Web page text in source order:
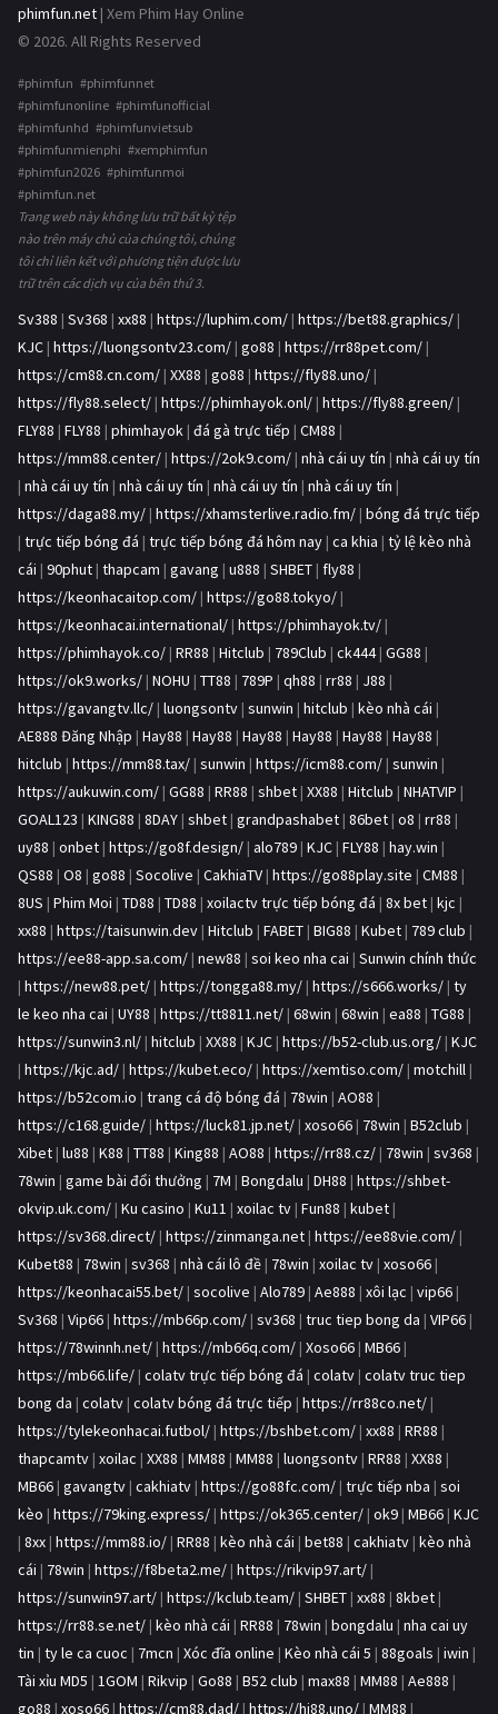
phimfun.net | Xem Phim Hay Online
© 2026. All Rights Reserved
#phimfun #phimfunnet
#phimfunonline #phimfunofficial
#phimfunhd #phimfunvietsub
#phimfunmienphi #xemphimfun
#phimfun2026 #phimfunmoi
#phimfun.net
Trang web này không lưu trữ bất kỳ tệp
nào trên máy chủ của chúng tôi, chúng
tôi chỉ liên kết với phương tiện được lưu
trữ trên các dịch vụ của bên thứ 3.
Sv388 | Sv368 | xx88 | https://luphim.com/ | https://bet88.graphics/ |
KJC | https://luongsontv23.com/ | go88 | https://rr88pet.com/ |
https://cm88.cn.com/ | XX88 | go88 | https://fly88.uno/ |
https://fly88.select/ | https://phimhayok.onl/ | https://fly88.green/ |
FLY88 | FLY88 | phimhayok | đá gà trực tiếp | CM88 |
https://mm88.center/ | https://2ok9.com/ | nhà cái uy tín | nhà cái uy tín
| nhà cái uy tín | nhà cái uy tín | nhà cái uy tín | nhà cái uy tín |
https://daga88.my/ | https://xhamsterlive.radio.fm/ | bóng đá trực tiếp
| trực tiếp bóng đá | trực tiếp bóng đá hôm nay | ca khia | tỷ lệ kèo nhà
cái | 90phut | thapcam | gavang | u888 | SHBET | fly88 |
https://keonhacaitop.com/ | https://go88.tokyo/ |
https://keonhacai.international/ | https://phimhayok.tv/ |
https://phimhayok.co/ | RR88 | Hitclub | 789Club | ck444| GG88 |
https://ok9.works/ | NOHU | TT88 | 789P | qh88 | rr88 | J88 |
https://gavangtv.llc/ | luongsontv | sunwin | hitclub | kèo nhà cái |
AE888 Đăng Nhập | Hay88 | Hay88 | Hay88 | Hay88 | Hay88 | Hay88 |
hitclub | https://mm88.tax/ | sunwin | https://icm88.com/ | sunwin |
https://aukuwin.com/ | GG88 | RR88 | shbet | XX88 | Hitclub | NHATVIP |
GOAL123 | KING88 | 8DAY | shbet | grandpashabet | 86bet | o8 | rr88 |
uy88 | onbet | https://go8f.design/ | alo789 | KJC | FLY88 | hay.win |
QS88 | O8 | go88 | Socolive | CakhiaTV | https://go88play.site | CM88 |
8US | Phim Moi | TD88 | TD88 | xoilactv trực tiếp bóng đá | 8x bet | kjc |
xx88 | https://taisunwin.dev | Hitclub | FABET | BIG88 | Kubet | 789 club |
https://ee88-app.sa.com/ | new88 | soi keo nha cai | Sunwin chính thức
| https://new88.pet/ | https://tongga88.my/ | https://s666.works/ | ty
le keo nha cai | UY88 | https://tt8811.net/ | 68win | 68win | ea88 | TG88 |
https://sunwin3.nl/ | hitclub | XX88 | KJC | https://b52-club.us.org/ | KJC
| https://kjc.ad/ | https://kubet.eco/ | https://xemtiso.com/ | motchill |
https://b52com.io | trang cá độ bóng đá | 78win | AO88 |
https://c168.guide/ | https://luck81.jp.net/ | xoso66 | 78win | B52club |
Xibet | lu88 | K88 | TT88 | King88 | AO88 | https://rr88.cz/ | 78win | sv368 |
78win | game bài đổi thưởng | 7M | Bongdalu | DH88 | https://shbet-
okvip.uk.com/ | Ku casino | Ku11 | xoilac tv | Fun88 | kubet |
https://sv368.direct/ | https://zinmanga.net | https://ee88vie.com/ |
Kubet88 | 78win | sv368 | nhà cái lô đề | 78win | xoilac tv | xoso66 |
https://keonhacai55.bet/ | socolive | Alo789 | Ae888 | xôi lạc | vip66 |
Sv368 | Vip66 | https://mb66p.com/ | sv368 | truc tiep bong da | VIP66 |
https://78winnh.net/ | https://mb66q.com/ | Xoso66 | MB66 |
https://mb66.life/ | colatv trực tiếp bóng đá | colatv | colatv truc tiep
bong da | colatv | colatv bóng đá trực tiếp | https://rr88co.net/ |
https://tylekeonhacai.futbol/ | https://bshbet.com/ | xx88 | RR88 |
thapcamtv | xoilac | XX88 | MM88 | MM88 | luongsontv | RR88 | XX88 |
MB66 | gavangtv | cakhiatv | https://go88fc.com/ | trực tiếp nba | soi
kèo | https://79king.express/ | https://ok365.center/ | ok9 | MB66 | KJC
| 8xx | https://mm88.io/ | RR88 | kèo nhà cái | bet88 | cakhiatv | kèo nhà
cái | 78win | https://f8beta2.me/ | https://rikvip97.art/ |
https://sunwin97.art/ | https://kclub.team/ | SHBET | xx88 | 8kbet |
https://rr88.se.net/ | kèo nhà cái | RR88 | 78win | bongdalu | nha cai uy
tin | ty le ca cuoc | 7mcn | Xóc đĩa online | Kèo nhà cái 5 | 88goals | iwin |
Tài xỉu MD5 | 1GOM | Rikvip | Go88 | B52 club | max88 | MM88 | Ae888 |
go88 | xoso66 | https://cm88.dad/ | https://hi88.uno/ | MM88 |